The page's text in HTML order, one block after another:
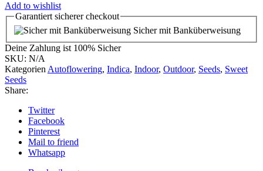
Add to wishlist
Garantiert sicherercheckout
Sicher mit Banküberweisung
Deine Zahlung ist 100% Sicher
SKU: N/A
Kategorien Autoflowering, Indica, Indoor, Outdoor, Seeds, Sweet
Seeds
Share:
Twitter
Facebook
Pinterest
Mail to friend
Whatsapp